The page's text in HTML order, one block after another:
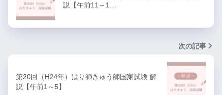
説【午前11～1…
次の記事
第20回（H24年）はり師きゅう師国家試験 解
説【午前1～5】